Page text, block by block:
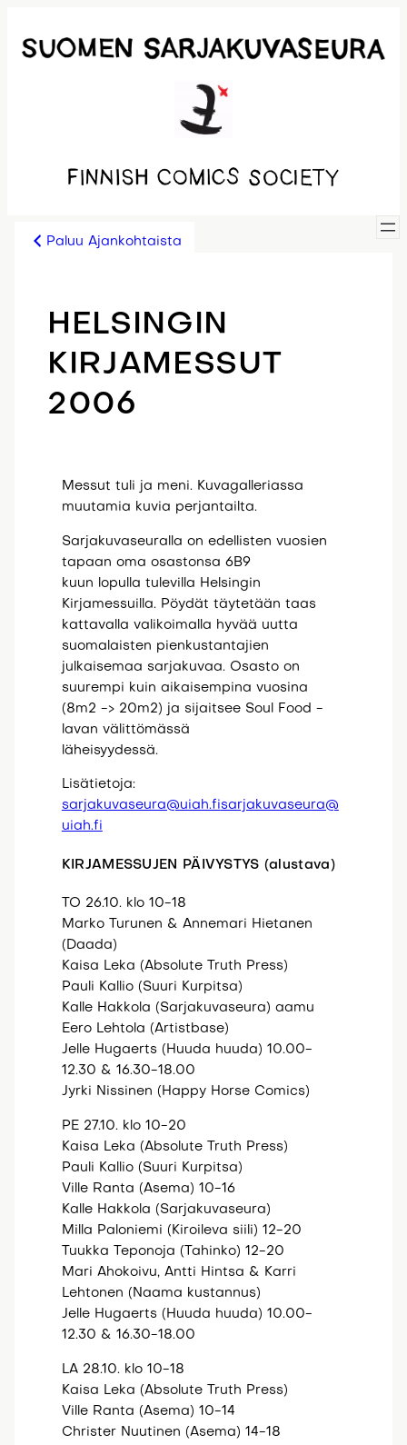
sisältöön
Paluu Ajankohtaista
HELSINGIN
KIRJAMESSUT
2006
Messut tuli ja meni. Kuvagalleriassa
muutamia kuvia perjantailta.
Sarjakuvaseuralla on edellisten vuosien
tapaan oma osastonsa 6B9
kuun lopulla tulevilla Helsingin
Kirjamessuilla. Pöydät täytetään taas
kattavalla valikoimalla hyvää uutta
suomalaisten pienkustantajien
julkaisemaa sarjakuvaa. Osasto on
suurempi kuin aikaisempina vuosina
(8m2 -> 20m2) ja sijaitsee Soul Food -
lavan välittömässä
läheisyydessä.
Lisätietoja:
sarjakuvaseura@uiah.fisarjakuvaseura@
uiah.fi
KIRJAMESSUJEN PÄIVYSTYS (alustava)
TO 26.10. klo 10-18
Marko Turunen & Annemari Hietanen
(Daada)
Kaisa Leka (Absolute Truth Press)
Pauli Kallio (Suuri Kurpitsa)
Kalle Hakkola (Sarjakuvaseura) aamu
Eero Lehtola (Artistbase)
Jelle Hugaerts (Huuda huuda) 10.00-
12.30 & 16.30-18.00
Jyrki Nissinen (Happy Horse Comics)
PE 27.10. klo 10-20
Kaisa Leka (Absolute Truth Press)
Pauli Kallio (Suuri Kurpitsa)
Ville Ranta (Asema) 10-16
Kalle Hakkola (Sarjakuvaseura)
Milla Paloniemi (Kiroileva siili) 12-20
Tuukka Teponoja (Tahinko) 12-20
Mari Ahokoivu, Antti Hintsa & Karri
Lehtonen (Naama kustannus)
Jelle Hugaerts (Huuda huuda) 10.00-
12.30 & 16.30-18.00
LA 28.10. klo 10-18
Kaisa Leka (Absolute Truth Press)
Ville Ranta (Asema) 10-14
Christer Nuutinen (Asema) 14-18